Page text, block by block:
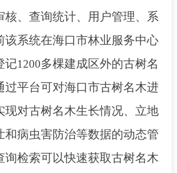
核、查询统计、用户管理、系
该系统在海口市林业服务中心
记1200多棵建成区外的古树名
过平台可对海口市古树名木进
现对古树名木生长情况、立地
和病虫害防治等数据的动态管
询检索可以快速获取古树名木